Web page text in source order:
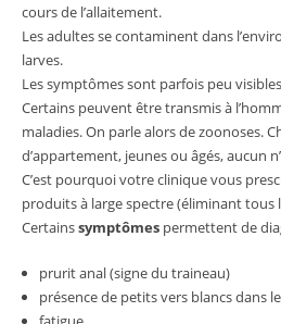
cours de l’allaitement.
Les adultes se contaminent dans
larves.
Les symptômes sont parfois peu
Certains peuvent être transmis à
maladies. On parle alors de zoonoses.
d’appartement, jeunes ou âgés, aucun
C’est pourquoi votre clinique vous
produits à large spectre (éliminant tous
Certainssymptômes permettent de
prurit anal (signe du traineau)
présence de petits vers blancs dans